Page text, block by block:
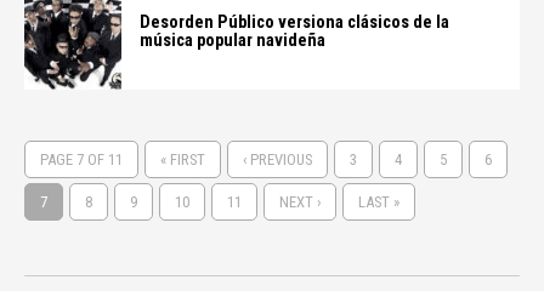
Desorden Público versiona clásicos de la
música popular navideña
PAGE 7 OF 11 « FIRST ‹ PREVIOUS 3 4 5 6
7 8 9 10 11 NEXT › LAST »